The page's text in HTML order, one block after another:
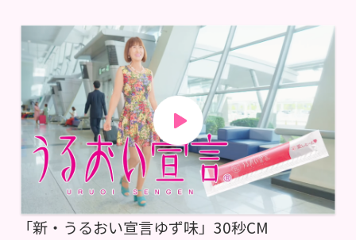
「新・うるおい宣言ゆず味」30秒CM